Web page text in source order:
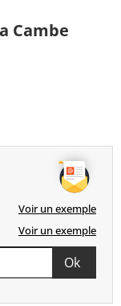
Cambe
Voir un exemple
Voir un exemple